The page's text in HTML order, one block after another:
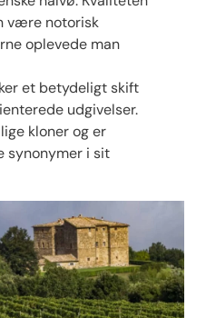
være notorisk
oplevede man
et betydeligt skift
udgivelser.
kloner og er
synonymer i sit